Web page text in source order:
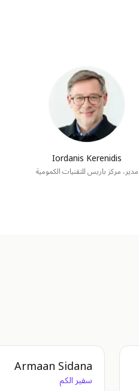
Iordanis Kerenidis
مدير، مركز باريس للتقنيات الكمومية
Armaan Sidana
سفير الكم